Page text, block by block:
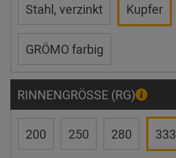
Stahl, verzinkt Kupfer
GRÖMO farbig
RINNENGRÖSSE (RG)
200 250 280 333